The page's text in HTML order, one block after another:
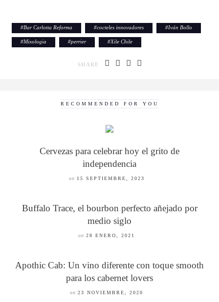
#Bar Carlotta Reforma #cocteles innovadores #Iván Bollo
#Mixologia #perrier #Xile Chile
SHARE
RECOMMENDED FOR YOU
Cervezas para celebrar hoy el grito de
independencia
on 15 SEPTIEMBRE, 2023
Buffalo Trace, el bourbon perfecto añejado por
medio siglo
on 28 ENERO, 2021
Apothic Cab: Un vino diferente con toque smooth
para los cabernet lovers
on 23 NOVIEMBRE, 2020